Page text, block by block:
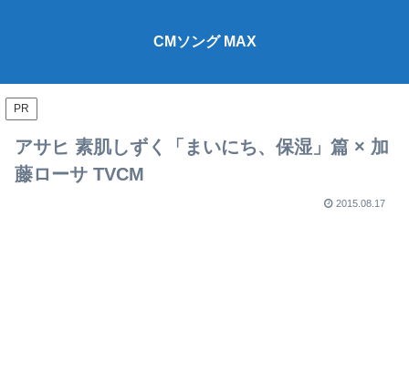
CMソング MAX
PR
アサヒ 素肌しずく「まいにち、保湿」篇 × 加
藤ローサ TVCM
2015.08.17